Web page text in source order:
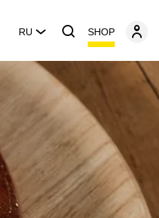
RU SHOP